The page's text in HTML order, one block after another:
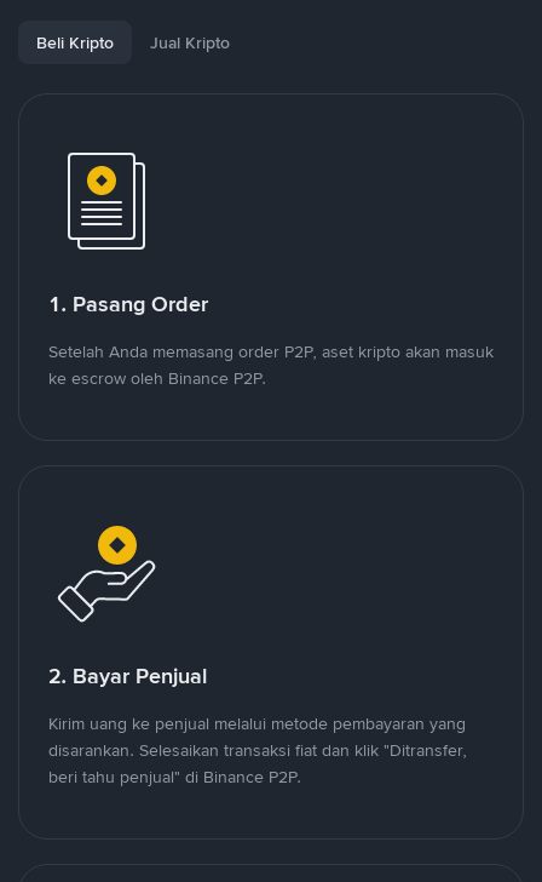
Beli Kripto Jual Kripto
1. Pasang Order
Setelah Anda memasang order P2P, aset kripto akan masuk
ke escrow oleh Binance P2P.
2. Bayar Penjual
Kirim uang ke penjual melalui metode pembayaran yang
disarankan. Selesaikan transaksi fiat dan klik "Ditransfer,
beri tahu penjual" di Binance P2P.